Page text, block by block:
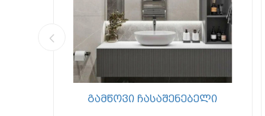
გამწოვი ჩასაშენებელი